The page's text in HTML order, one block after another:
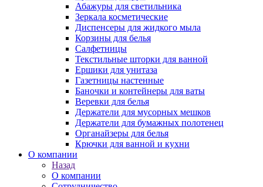
Абажуры для светильника
Зеркала косметические
Диспенсеры для жидкого мыла
Корзины для белья
Салфетницы
Текстильные шторки для ванной
Ершики для унитаза
Газетницы настенные
Баночки и контейнеры для ваты
Веревки для белья
Держатели для мусорных мешков
Держатели для бумажных полотенец
Органайзеры для белья
Крючки для ванной и кухни
О компании
Назад
О компании